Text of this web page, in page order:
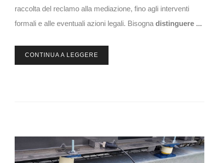
raccolta del reclamo alla mediazione, fino agli interventi
formali e alle eventuali azioni legali. Bisogna distinguere ...
CONTINUA A LEGGERE